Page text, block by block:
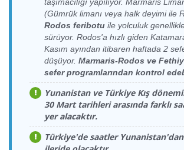
Limanı > Kos
Limanı
08:30-09:00
D-Marin
Turgutreis
Limanı > Kos
Limanı
04.09.2026 Cuma
08:30-09:00
D-Marin
Turgutreis
Limanı > Kos
Limanı
05.09.2026
Cumartesi
08:30-09:00
D-Marin
Turgutreis
06.09.2026
Pazar
Kos Limanı > D-
Marin Turgutreis
Limanı
01.09.2026 Salı
18:00-18:30
Kos Limanı > D-
Marin Turgutreis
Limanı
02.09.2026
Çarşamba
18:00-18:30
Kos Limanı > D-
Marin Turgutreis
Limanı
03.09.2026
Perşembe
18:00-18:30
Feribot
Kos Limanı > D-
Marin Turgutreis
Limanı
04.09.2026 Cuma
18:00-18:30
(Gümrük limanı veya halk deyimi ile
Rodos feribotu ile yolculuk
sürüyor. Rodos'a hızlı giden
Kasım ayından itibaren haftada 2
düşüyor. Marmaris-Rodos ve
sefer programlarından kontrol
Yunanistan ve Türkiye Kış
30 Mart tarihleri arasında farklı
yer alacaktır.
Türkiye'de saatler